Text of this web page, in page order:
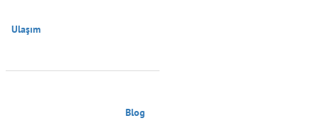
Ulaşım